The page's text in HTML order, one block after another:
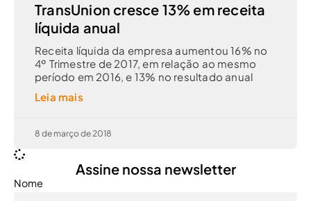
TransUnion cresce 13% em receita
líquida anual
Receita líquida da empresa aumentou 16% no
4º Trimestre de 2017, em relação ao mesmo
período em 2016, e 13% no resultado anual
Leia mais
8 de março de 2018
Assine nossa newsletter
Nome